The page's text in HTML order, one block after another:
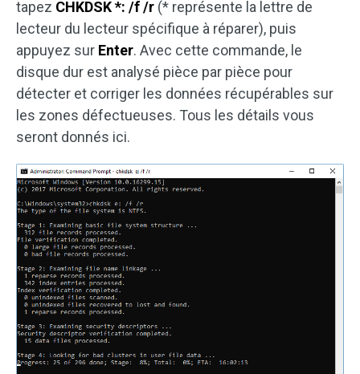
tapez CHKDSK *: /f /r (* représente la lettre de
lecteur du lecteur spécifique à réparer), puis
appuyez sur Enter. Avec cette commande, le
disque dur est analysé pièce par pièce pour
détecter et corriger les données récupérables sur
les zones défectueuses. Tous les détails vous
seront donnés ici.